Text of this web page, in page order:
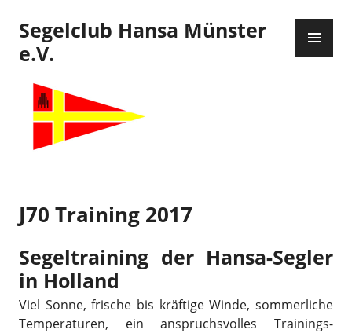
Inhalt
springen
Segelclub Hansa Münster
e.V.
J70 Training 2017
Segeltraining der Hansa-Segler
in Holland
Viel Sonne, frische bis kräftige Winde, sommerliche
Temperaturen, ein anspruchsvolles Trainings­